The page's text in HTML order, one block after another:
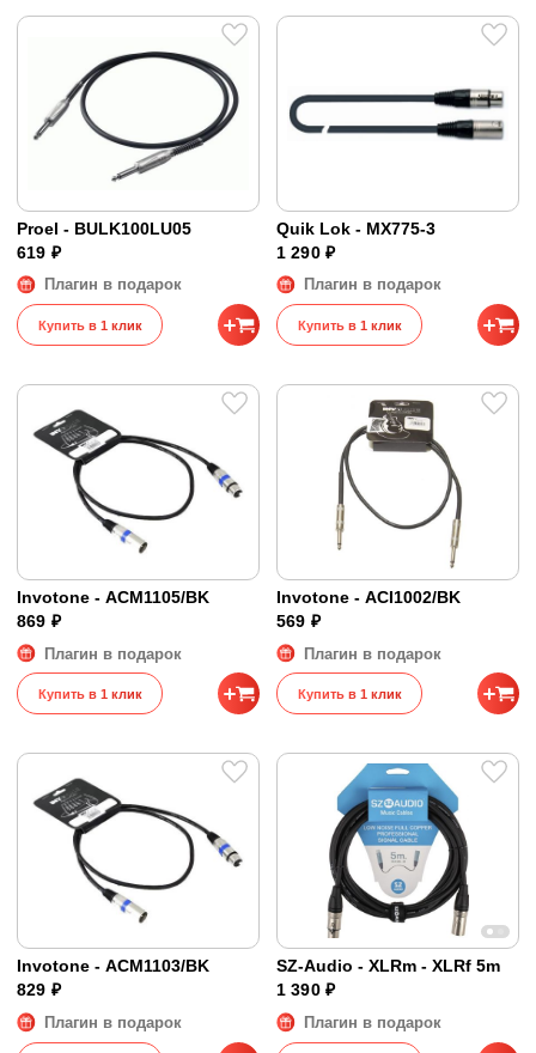
Proel - BULK100LU05
619 ₽
Плагин в подарок
Купить в 1 клик
Quik Lok - MX775-3
1 290 ₽
Плагин в подарок
Купить в 1 клик
Invotone - ACM1105/BK
869 ₽
Плагин в подарок
Купить в 1 клик
Invotone - ACI1002/BK
569 ₽
Плагин в подарок
Купить в 1 клик
Invotone - ACM1103/BK
829 ₽
Плагин в подарок
SZ-Audio - XLRm - XLRf 5m
1 390 ₽
Плагин в подарок